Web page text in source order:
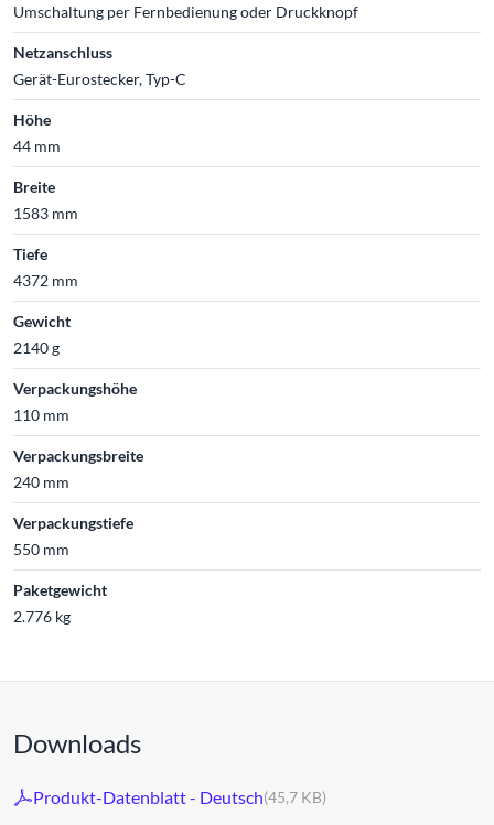
Umschaltung per Fernbedienung oder Druckknopf
Netzanschluss
Gerät-Eurostecker, Typ-C
Höhe
44 mm
Breite
1583 mm
Tiefe
4372 mm
Gewicht
2140 g
Verpackungshöhe
110 mm
Verpackungsbreite
240 mm
Verpackungstiefe
550 mm
Paketgewicht
2.776 kg
Downloads
Produkt-Datenblatt - Deutsch(45,7 KB)